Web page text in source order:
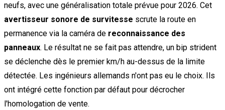
neufs, avec une généralisation totale prévue pour 2026. Cet
avertisseur sonore de survitesse scrute la route en
permanence via la caméra de reconnaissance des
panneaux. Le résultat ne se fait pas attendre, un bip strident
se déclenche dès le premier km/h au-dessus de la limite
détectée. Les ingénieurs allemands n'ont pas eu le choix. Ils
ont intégré cette fonction par défaut pour décrocher
l'homologation de vente.